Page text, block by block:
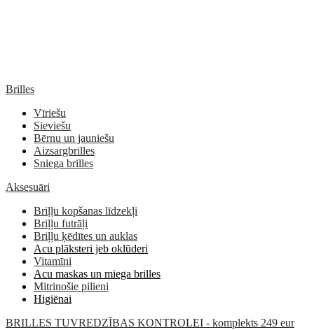
Brilles
Vīriešu
Sieviešu
Bērnu un jauniešu
Aizsargbrilles
Sniega brilles
Aksesuāri
Briļļu kopšanas līdzekļi
Briļļu futrāļi
Briļļu ķēdītes un auklas
Acu plāksteri jeb oklūderi
Vitamīni
Acu maskas un miega brilles
Mitrinošie pilieni
Higiēnai
BRILLES TUVREDZĪBAS KONTROLEI - komplekts 249 eur